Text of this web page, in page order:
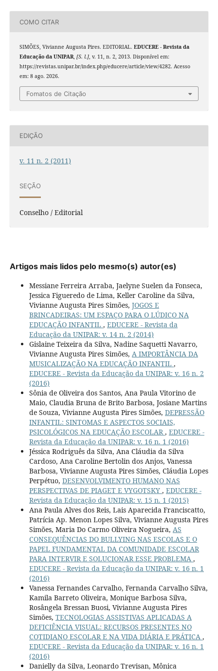
COMO CITAR
SIMÕES, Vivianne Augusta Pires. EDITORIAL. EDUCERE - Revista da
Educação da UNIPAR, [S. l.], v. 11, n. 2, 2013. Disponível em:
https://revistas.unipar.br/index.php/educere/article/view/4282. Acesso
em: 8 ago. 2026.
Fomatos de Citação
EDIÇÃO
v. 11 n. 2 (2011)
SEÇÃO
Conselho / Editorial
Artigos mais lidos pelo mesmo(s) autor(es)
Messiane Ferreira Arraba, Jaelyne Suelen da Fonseca,
Jessica Figueredo de Lima, Keller Caroline da Silva,
Vivianne Augusta Pires Simões, JOGOS E
BRINCADEIRAS: UM ESPAÇO PARA O LÚDICO NA
EDUCAÇÃO INFANTIL , EDUCERE - Revista da
Educação da UNIPAR: v. 14 n. 2 (2014)
Gislaine Teixeira da Silva, Nadine Saquetti Navarro,
Vivianne Augusta Pires Simões, A IMPORTÂNCIA DA
MUSICALIZAÇÃO NA EDUCAÇÃO INFANTIL ,
EDUCERE - Revista da Educação da UNIPAR: v. 16 n. 2
(2016)
Sônia de Oliveira dos Santos, Ana Paula Vitorino de
Maio, Claudia Bruna de Brito Barbosa, Josiane Martins
de Souza, Vivianne Augusta Pires Simões, DEPRESSÃO
INFANTIL: SINTOMAS E ASPECTOS SOCIAIS,
PSICOLÓGICOS NA EDUCAÇÃO ESCOLAR , EDUCERE -
Revista da Educação da UNIPAR: v. 16 n. 1 (2016)
Jéssica Rodriguês da Silva, Ana Cláudia da Silva
Cardoso, Ana Caroline Bertolin dos Anjos, Vanessa
Barbosa, Vivianne Augusta Pires Simões, Cláudia Lopes
Perpétuo, DESENVOLVIMENTO HUMANO NAS
PERSPECTIVAS DE PIAGET E VYGOTSKY , EDUCERE -
Revista da Educação da UNIPAR: v. 15 n. 1 (2015)
Ana Paula Alves dos Reis, Lais Aparecida Franciscatto,
Patrícia Ap. Menon Lopes Silva, Vivianne Augusta Pires
Simões, Maria Do Carmo Oliveira Nogueira, AS
CONSEQUÊNCIAS DO BULLYING NAS ESCOLAS E O
PAPEL FUNDAMENTAL DA COMUNIDADE ESCOLAR
PARA INTERVIR E SOLUCIONAR ESSE PROBLEMA ,
EDUCERE - Revista da Educação da UNIPAR: v. 16 n. 1
(2016)
Vanessa Fernandes Carvalho, Fernanda Carvalho Silva,
Kamila Barreto Oliveira, Monique Barbosa Silva,
Rosângela Bressan Buosi, Vivianne Augusta Pires
Simões, TECNOLOGIAS ASSISTIVAS APLICADAS A
DEFICIÊNCIA VISUAL: RECURSOS PRESENTES NO
COTIDIANO ESCOLAR E NA VIDA DIÁRIA E PRÁTICA ,
EDUCERE - Revista da Educação da UNIPAR: v. 16 n. 1
(2016)
Danielly da Silva, Leonardo Trevisan, Mônica